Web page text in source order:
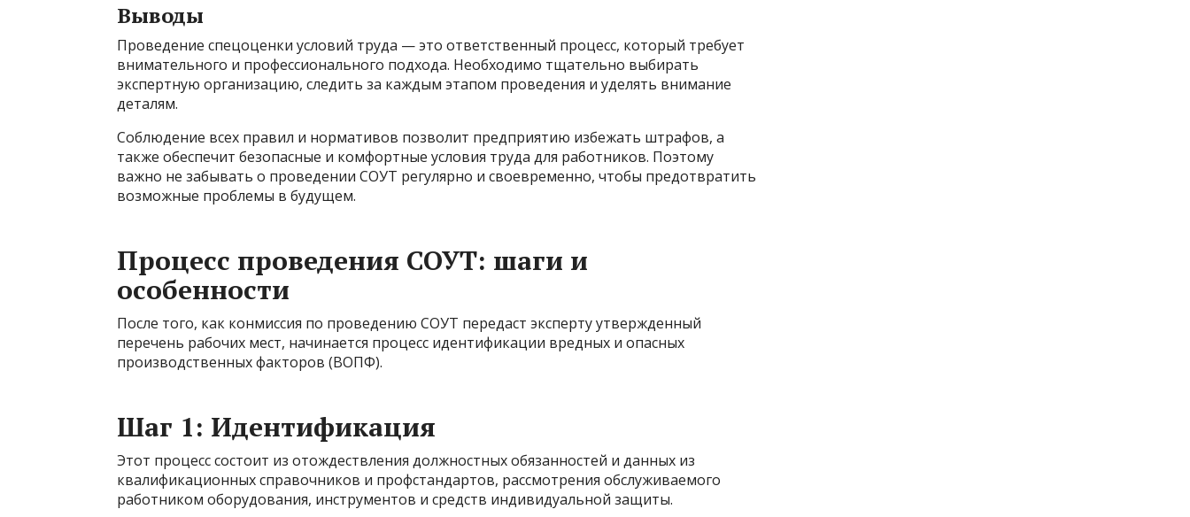
Выводы
Проведение спецоценки условий труда — это ответственный процесс, который требует
внимательного и профессионального подхода. Необходимо тщательно выбирать
экспертную организацию, следить за каждым этапом проведения и уделять внимание
деталям.
Соблюдение всех правил и нормативов позволит предприятию избежать штрафов, а
также обеспечит безопасные и комфортные условия труда для работников. Поэтому
важно не забывать о проведении СОУТ регулярно и своевременно, чтобы предотвратить
возможные проблемы в будущем.
Процесс проведения СОУТ: шаги и
особенности
После того, как конмиссия по проведению СОУТ передаст эксперту утвержденный
перечень рабочих мест, начинается процесс идентификации вредных и опасных
производственных факторов (ВОПФ).
Шаг 1: Идентификация
Этот процесс состоит из отождествления должностных обязанностей и данных из
квалификационных справочников и профстандартов, рассмотрения обслуживаемого
работником оборудования, инструментов и средств индивидуальной защиты.